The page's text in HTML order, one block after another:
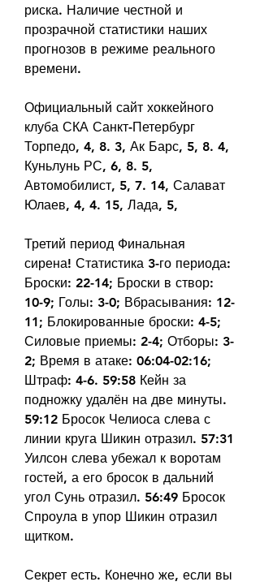
риска. Наличие честной и
прозрачной статистики наших
прогнозов в режиме реального
времени.
Официальный сайт хоккейного
клуба СКА Санкт-Петербург
Торпедо, 4, 8. 3, Ак Барс, 5, 8. 4,
Куньлунь РС, 6, 8. 5,
Автомобилист, 5, 7. 14, Салават
Юлаев, 4, 4. 15, Лада, 5,
Третий период Финальная
сирена! Статистика 3-го периода:
Броски: 22-14; Броски в створ:
10-9; Голы: 3-0; Вбрасывания: 12-
11; Блокированные броски: 4-5;
Силовые приемы: 2-4; Отборы: 3-
2; Время в атаке: 06:04-02:16;
Штраф: 4-6. 59:58 Кейн за
подножку удалён на две минуты.
59:12 Бросок Челиоса слева с
линии круга Шикин отразил. 57:31
Уилсон слева убежал к воротам
гостей, а его бросок в дальний
угол Сунь отразил. 56:49 Бросок
Спроула в упор Шикин отразил
щитком.
Секрет есть. Конечно же, если вы